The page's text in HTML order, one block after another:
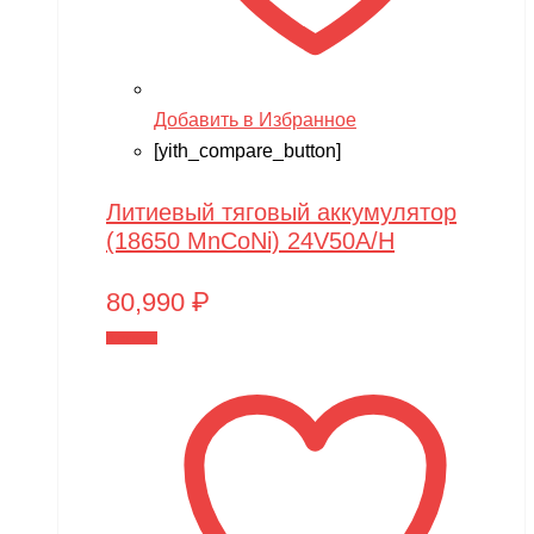
Добавить в Избранное
[yith_compare_button]
Литиевый тяговый аккумулятор
(18650 MnCoNi) 24V50A/H
80,990 ₽